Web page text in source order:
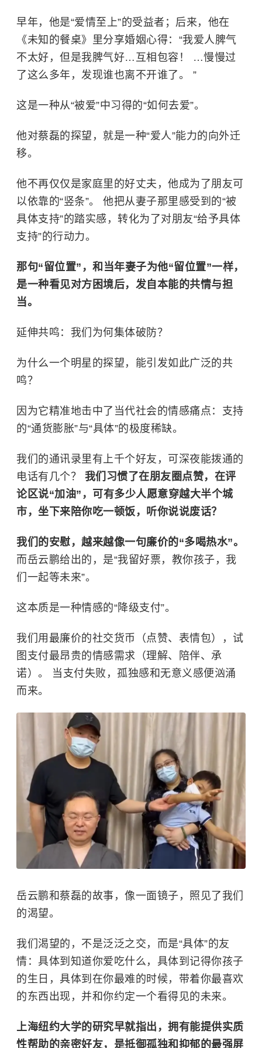
早年，他是“爱情至上”的受益者；后来，他在
《未知的餐桌》里分享婚姻心得：“我爱人脾气
不太好，但是我脾气好…互相包容！ …慢慢过
了这么多年，发现谁也离不开谁了。 ”
这是一种从“被爱”中习得的“如何去爱”。
他对蔡磊的探望，就是一种“爱人”能力的向外迁
移。
他不再仅仅是家庭里的好丈夫，他成为了朋友可
以依靠的“竖条”。 他把从妻子那里感受到的“被
具体支持”的踏实感，转化为了对朋友“给予具体
支持”的行动力。
那句“留位置”，和当年妻子为他“留位置”一样，
是一种看见对方困境后，发自本能的共情与担
当。
延伸共鸣：我们为何集体破防？
为什么一个明星的探望，能引发如此广泛的共
鸣？
因为它精准地击中了当代社会的情感痛点：支持
的“通货膨胀”与“具体”的极度稀缺。
我们的通讯录里有上千个好友，可深夜能拨通的
电话有几个？ 我们习惯了在朋友圈点赞，在评
论区说“加油”，可有多少人愿意穿越大半个城
市，坐下来陪你吃一顿饭，听你说说废话？
我们的安慰，越来越像一句廉价的“多喝热水”。
而岳云鹏给出的，是“我留好票，教你孩子，我
们一起等未来”。
这本质是一种情感的“降级支付”。
我们用最廉价的社交货币（点赞、表情包），试
图支付最昂贵的情感需求（理解、陪伴、承
诺）。 当支付失败，孤独感和无意义感便汹涌
而来。
岳云鹏和蔡磊的故事，像一面镜子，照见了我们
的渴望。
我们渴望的，不是泛泛之交，而是“具体”的友
情：具体到知道你爱吃什么，具体到记得你孩子
的生日，具体到在你最难的时候，带着你最喜欢
的东西出现，并和你约定一个看得见的未来。
上海纽约大学的研究早就指出，拥有能提供实质
性帮助的亲密好友，是抵御孤独和抑郁的最强屏